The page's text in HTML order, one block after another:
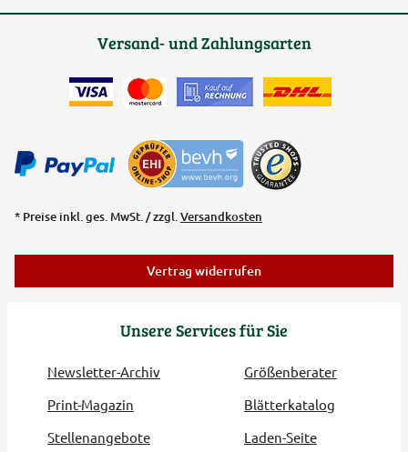
Unsere Services für Sie
Newsletter-Archiv
Größenberater
Print-Magazin
Blätterkatalog
Stellenangebote
Laden-Seite
Versand- und Zahlungsarten
* Preise inkl. ges. MwSt. / zzgl.Versandkosten
Vertrag widerrufen